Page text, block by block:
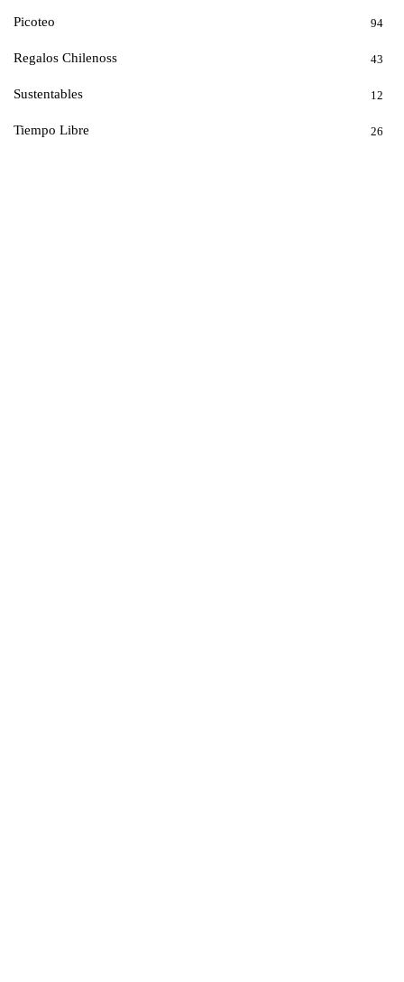
Picoteo 94
Regalos Chilenoss 43
Sustentables 12
Tiempo Libre 26